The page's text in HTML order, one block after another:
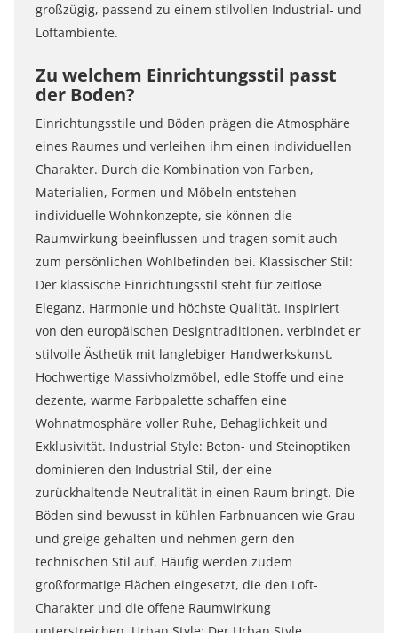
großzügig, passend zu einem stilvollen Industrial- und
Loftambiente.
Zu welchem Einrichtungsstil passt
der Boden?
Einrichtungsstile und Böden prägen die Atmosphäre
eines Raumes und verleihen ihm einen individuellen
Charakter. Durch die Kombination von Farben,
Materialien, Formen und Möbeln entstehen
individuelle Wohnkonzepte, sie können die
Raumwirkung beeinflussen und tragen somit auch
zum persönlichen Wohlbefinden bei. Klassischer Stil:
Der klassische Einrichtungsstil steht für zeitlose
Eleganz, Harmonie und höchste Qualität. Inspiriert
von den europäischen Designtraditionen, verbindet er
stilvolle Ästhetik mit langlebiger Handwerkskunst.
Hochwertige Massivholzmöbel, edle Stoffe und eine
dezente, warme Farbpalette schaffen eine
Wohnatmosphäre voller Ruhe, Behaglichkeit und
Exklusivität. Industrial Style: Beton- und Steinoptiken
dominieren den Industrial Stil, der eine
zurückhaltende Neutralität in einen Raum bringt. Die
Böden sind bewusst in kühlen Farbnuancen wie Grau
und greige gehalten und nehmen gern den
technischen Stil auf. Häufig werden zudem
großformatige Flächen eingesetzt, die den Loft-
Charakter und die offene Raumwirkung